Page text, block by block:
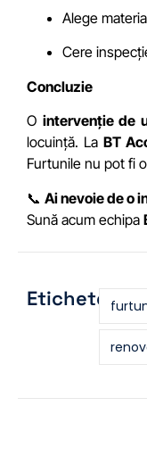
Alege
Cere
Concluzie
O intervenție de
locuință. La BT
Furtunile nu pot fi
📞 Ai nevoie de o
Sună acum echipa
Etichete: